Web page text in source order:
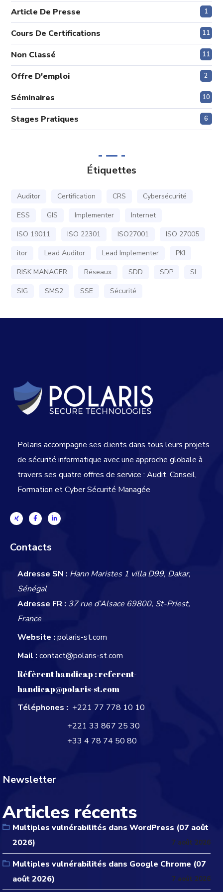
Article De Presse 1
Cours De Certifications 11
Non Classé 11
Offre D'emploi 2
Séminaires 10
Stages Pratiques 6
Étiquettes
Auditor Certification CRS
Cybersécurité
ESS
GIS Implementer
Internet
ISO 19011
ISO 22301 ISO27001
ISO 27005
itor
Lead Auditor Lead Implementer
PKI
RISK MANAGER
Réseaux SDD SDP
SI
SIG
SMS2 SSE Sécurité
Polaris accompagne ses clients dans tous leurs projets
de sécurité informatique avec une approche globale à
travers ses quatre offres de service : Audit, Conseil,
Formation et Cyber Sécurité Managée
Contacts
Adresse SN : Hann Maristes 1 villa D99, Dakar,
Sénégal
Adresse FR : 37 rue d’Alsace 69800, St-Priest,
France
Website : polaris-st.com
Mail : contact@polaris-st.com
Réfèrent handicap :referent-
handicap@polaris-st.com
Téléphones : +221 77 778 10 10
+221 33 867 25 30
+33 4 78 74 50 80
Newsletter
Articles récents
Multiples vulnérabilités dans WordPress (07 août
2026)
7 août 2026
Multiples vulnérabilités dans Google Chrome (07
août 2026)
7 août 2026